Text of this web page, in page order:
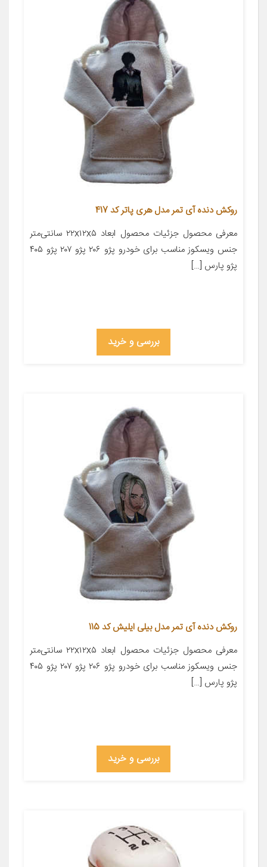
روکش دنده آی تمر مدل هری پاتر کد 417
معرفی محصول جزئیات محصول ابعاد ۲۲x۱۲x۵ سانتی‌متر
جنس ویسکوز مناسب برای خودرو پژو ۲۰۶ پژو ۲۰۷ پژو ۴۰۵
پژو پارس […]
بررسی و خرید
روکش دنده آی تمر مدل بیلی ایلیش کد 115
معرفی محصول جزئیات محصول ابعاد ۲۲x۱۲x۵ سانتی‌متر
جنس ویسکوز مناسب برای خودرو پژو ۲۰۶ پژو ۲۰۷ پژو ۴۰۵
پژو پارس […]
بررسی و خرید